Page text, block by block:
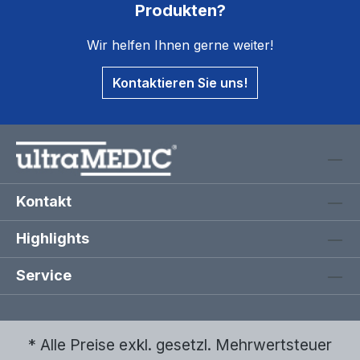
Produkten?
Wir helfen Ihnen gerne weiter!
Kontaktieren Sie uns!
Kontakt
Highlights
Service
* Alle Preise exkl. gesetzl. Mehrwertsteuer